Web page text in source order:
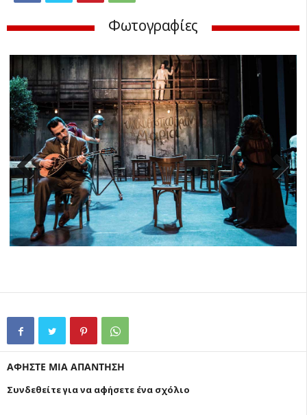
Φωτογραφίες
Previ
ous
Next
ΑΦΗΣΤΕ ΜΙΑ ΑΠΑΝΤΗΣΗ
Συνδεθείτε για να αφήσετε ένα σχόλιο